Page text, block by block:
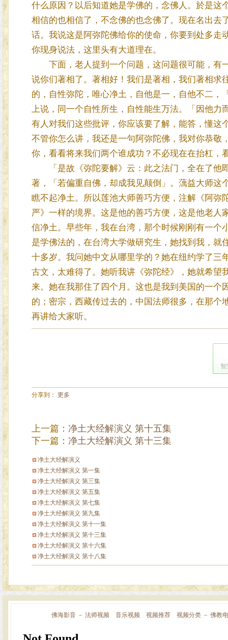
什么原因？以后知道她是学佛的，念佛人。於是这
相信的也相信了，不念佛的也念佛了。现在名出去
话。我说这是阿弥陀佛给你的使命，你要到处多走
你现身说法，这里头有大道理在。
下面，老人提到一个问题，这问题很可能，有
说你们著相了。著相好！我们是著相，我们著相求
的，自性弥陀，唯心净土，自他是一，自他不二
上说，同一个自性所生，自性能生万法。「因他力
有人对我们这些批评，你应该要了解，能答，懂这
不管你怎么讲，我还是一句阿弥陀佛，我对你恭敬
你，看看将来我们两个谁成功？不必现在在抬杠，
「是故《弥陀要解》云：此之法门，全在了他
著，「若偏重自佛，却成我见颠倒」。蕅益大师这
瞧不起净土。所以莲池大师善巧方便，注解《阿弥
严》一样的境界。这是他的善巧方便，这是他老
信净土。早些年，我在台湾，那个时候刚刚有一个
是学佛法的，在台湾大学做研究生，她找到我，
十多岁。我问她中文从哪里学的？她在纽约学了三
古文，太难得了。她听我讲《弥陀经》，她就希望
来。她在我那住了四个月。这也是我到美国的一个
的；密宗，西藏传过去的，中国法师很多，在那
再讲给大家听。
智
分享到： 更多
上一篇： 净土大经解演义 第十五集
下一篇： 净土大经解演义 第十三集
净土大经解演义
净土大经解演义 第一集
净土大经解演义 第三集
净土大经解演义 第五集
净土大经解演义 第七集
净土大经解演义 第九集
净土大经解演义 第十一集
净土大经解演义 第十三集
净土大经解演义 第十六集
净土大经解演义 第十八集
佛海影音 － 法师视频 音乐视频 视频推荐 视频分类 － 佛教